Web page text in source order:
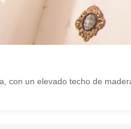
con un elevado techo de